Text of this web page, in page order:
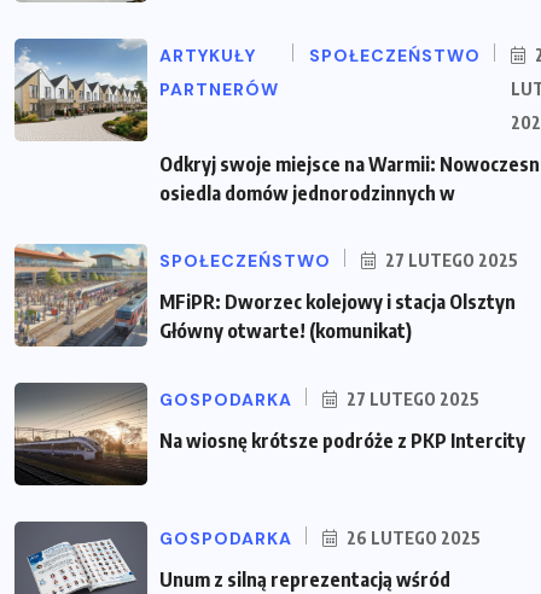
ARTYKUŁY
PARTNERÓW
SPOŁECZEŃSTWO
Odkryj swoje miejsce na Warmii:
osiedla domów jednorodzinnych w
SPOŁECZEŃSTWO 27 LUTEGO 2025
MFiPR: Dworzec kolejowy i stacja Olsztyn
Główny otwarte! (komunikat)
GOSPODARKA 27 LUTEGO 2025
Na wiosnę krótsze podróże z PKP Intercity
GOSPODARKA 26 LUTEGO 2025
Unum z silną reprezentacją wśród